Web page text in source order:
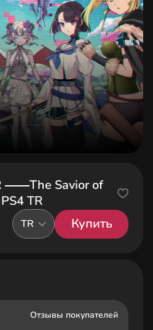
――The Savior of
TR
TR Купить
Отзывы покупателей